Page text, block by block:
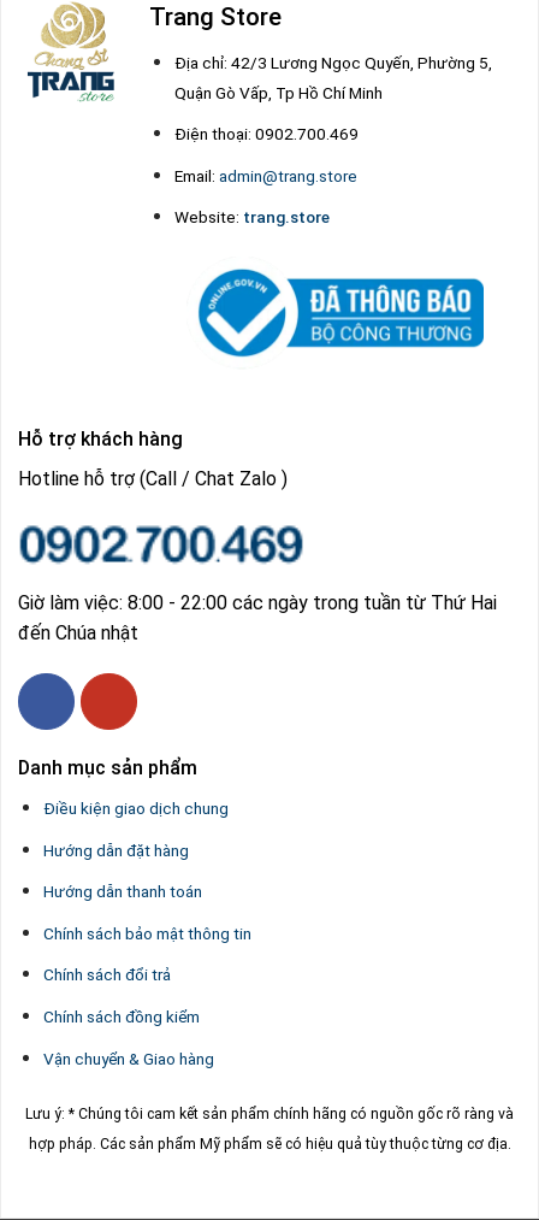
Trang Store
Địa chỉ: 42/3 Lương Ngọc Quyến, Phường 5,
Quận Gò Vấp, Tp Hồ Chí Minh
Điện thoại: 0902.700.469
Email:admin@trang.store
Website: trang.store
Hỗ trợ khách hàng
Hotline hỗ trợ (Call / Chat Zalo )
Giờ làm việc: 8:00 - 22:00 các ngày trong tuần từ Thứ Hai
đến Chúa nhật
Danh mục sản phẩm
Điều kiện giao dịch chung
Hướng dẫn đặt hàng
Hướng dẫn thanh toán
Chính sách bảo mật thông tin
Chính sách đổi trả
Chính sách đồng kiểm
Vận chuyển & Giao hàng
Lưu ý: * Chúng tôi cam kết sản phẩm chính hãng có nguồn gốc rõ ràng và
hợp pháp. Các sản phẩm Mỹ phẩm sẽ có hiệu quả tùy thuộc từng cơ địa.